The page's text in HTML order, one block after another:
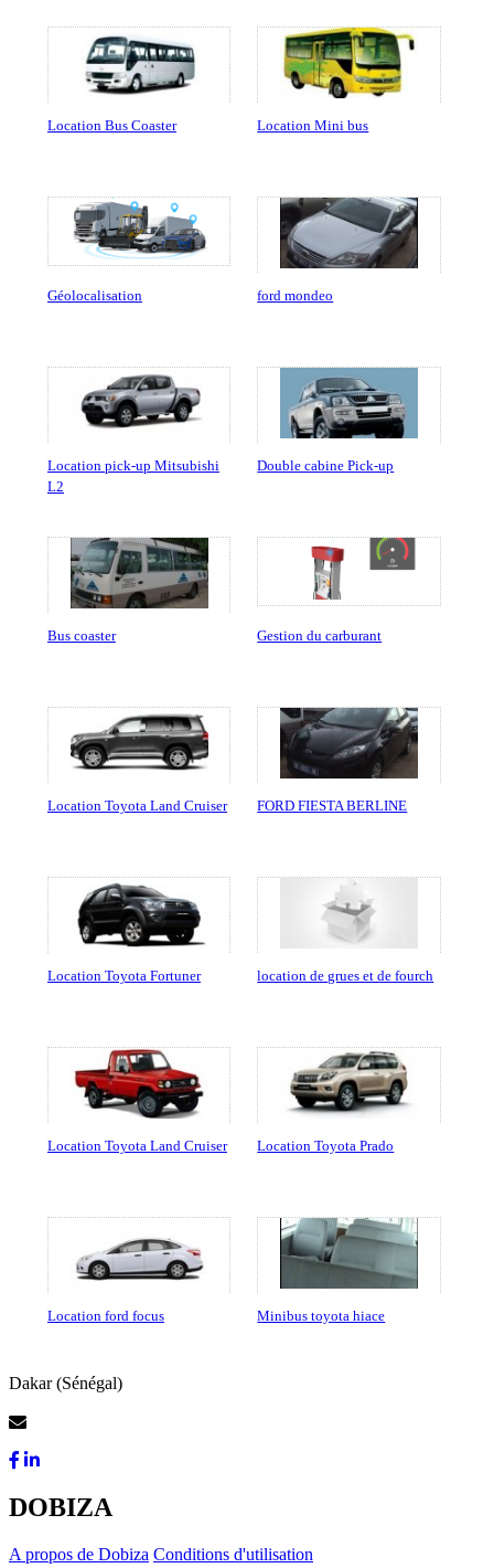
Location Bus Coaster Location Mini bus
Géolocalisation ford mondeo
Location pick-up Mitsubishi
L2
Double cabine Pick-up
Bus coaster Gestion du carburant
Location Toyota Land Cruiser FORD FIESTA BERLINE
Location Toyota Fortuner location de grues et de fourch
Location Toyota Land Cruiser Location Toyota Prado
Location ford focus Minibus toyota hiace
Dakar (Sénégal)
DOBIZA
A propos de Dobiza Conditions d'utilisation